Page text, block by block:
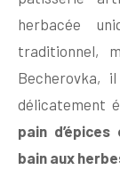
herbacée
traditionnel,
Becherovka,
délicatement
pain
bain aux